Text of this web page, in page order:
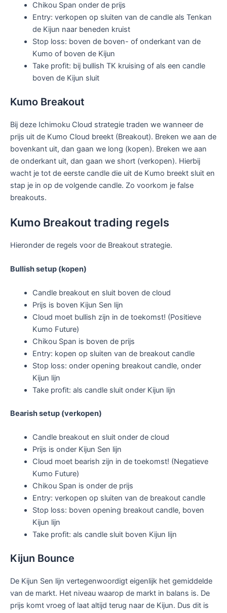
Chikou Span onder de prijs
Entry: verkopen op sluiten van de candle als Tenkan
de Kijun naar beneden kruist
Stop loss: boven de boven- of onderkant van de
Kumo of boven de Kijun
Take profit: bij bullish TK kruising of als een candle
boven de Kijun sluit
Kumo Breakout
Bij deze Ichimoku Cloud strategie traden we wanneer de
prijs uit de Kumo Cloud breekt (Breakout). Breken we aan de
bovenkant uit, dan gaan we long (kopen). Breken we aan
de onderkant uit, dan gaan we short (verkopen). Hierbij
wacht je tot de eerste candle die uit de Kumo breekt sluit en
stap je in op de volgende candle. Zo voorkom je false
breakouts.
Kumo Breakout trading regels
Hieronder de regels voor de Breakout strategie.
Bullish setup (kopen)
Candle breakout en sluit boven de cloud
Prijs is boven Kijun Sen lijn
Cloud moet bullish zijn in de toekomst! (Positieve
Kumo Future)
Chikou Span is boven de prijs
Entry: kopen op sluiten van de breakout candle
Stop loss: onder opening breakout candle, onder
Kijun lijn
Take profit: als candle sluit onder Kijun lijn
Bearish setup (verkopen)
Candle breakout en sluit onder de cloud
Prijs is onder Kijun Sen lijn
Cloud moet bearish zijn in de toekomst! (Negatieve
Kumo Future)
Chikou Span is onder de prijs
Entry: verkopen op sluiten van de breakout candle
Stop loss: boven opening breakout candle, boven
Kijun lijn
Take profit: als candle sluit boven Kijun lijn
Kijun Bounce
De Kijun Sen lijn vertegenwoordigt eigenlijk het gemiddelde
van de markt. Het niveau waarop de markt in balans is. De
prijs komt vroeg of laat altijd terug naar de Kijun. Dus dit is